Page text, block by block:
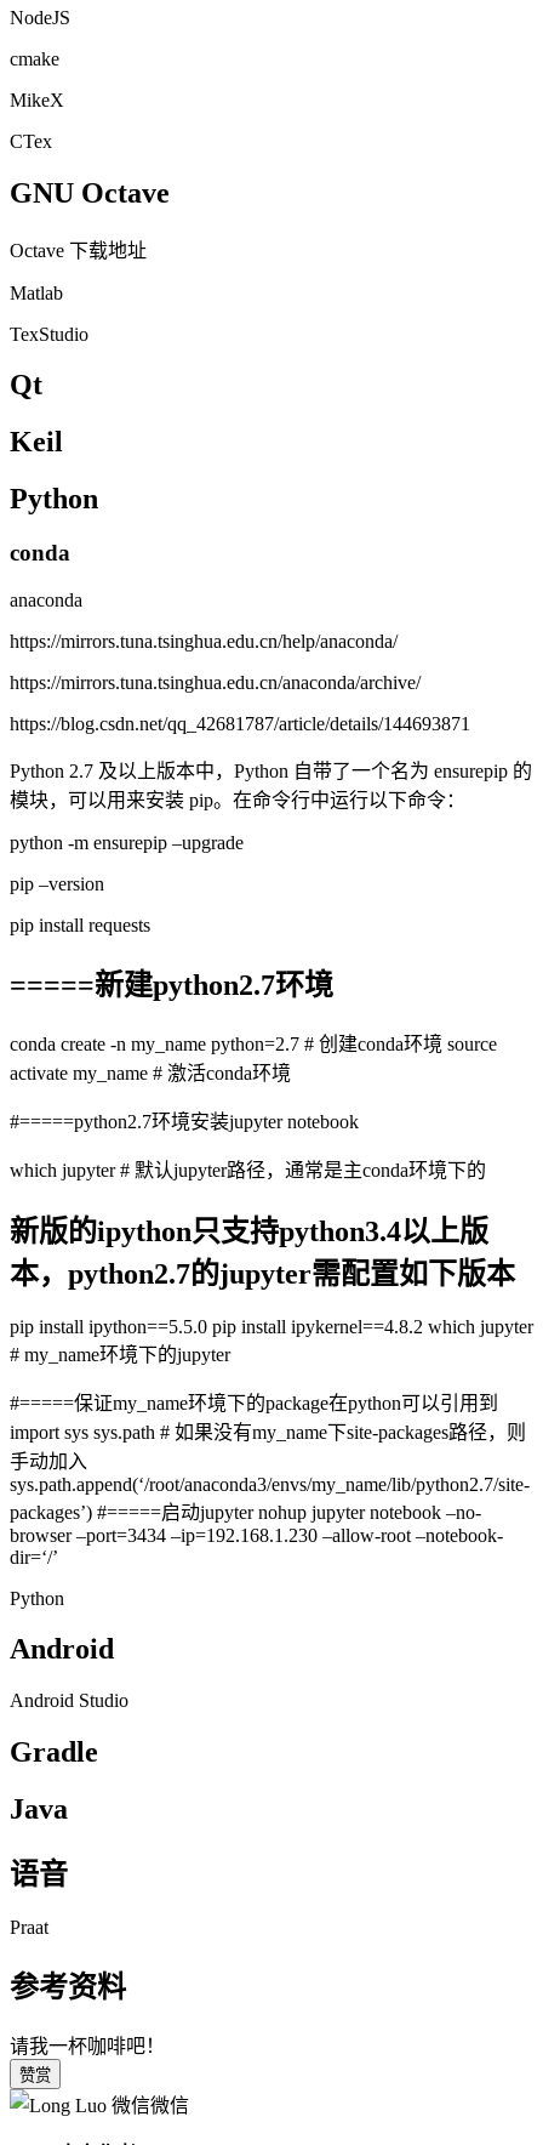
NodeJS
cmake
MikeX
CTex
GNU Octave
Octave 下载地址
Matlab
TexStudio
Qt
Keil
Python
conda
anaconda
https://mirrors.tuna.tsinghua.edu.cn/help/anaconda/
https://mirrors.tuna.tsinghua.edu.cn/anaconda/archive/
https://blog.csdn.net/qq_42681787/article/details/144693871
Python 2.7 及以上版本中，Python 自带了一个名为 ensurepip 的
模块，可以用来安装 pip。在命令行中运行以下命令：
python -m ensurepip –upgrade
pip –version
pip install requests
=====新建python2.7环境
conda create -n my_name python=2.7 # 创建conda环境 source
activate my_name # 激活conda环境
#=====python2.7环境安装jupyter notebook
which jupyter # 默认jupyter路径，通常是主conda环境下的
新版的ipython只支持python3.4以上版
本，python2.7的jupyter需配置如下版本
pip install ipython==5.5.0 pip install ipykernel==4.8.2 which jupyter
# my_name环境下的jupyter
#=====保证my_name环境下的package在python可以引用到
import sys sys.path # 如果没有my_name下site-packages路径，则
手动加入
sys.path.append(‘/root/anaconda3/envs/my_name/lib/python2.7/site-
packages’) #=====启动jupyter nohup jupyter notebook –no-
browser –port=3434 –ip=192.168.1.230 –allow-root –notebook-
dir=‘/’
Python
Android
Android Studio
Gradle
Java
语音
Praat
参考资料
请我一杯咖啡吧！
赞赏
微信